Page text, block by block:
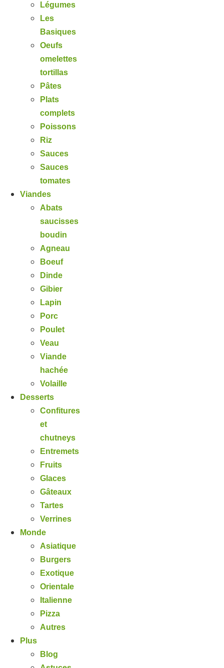
Légumes
Les
Basiques
Oeufs
omelettes
tortillas
Pâtes
Plats
complets
Poissons
Riz
Sauces
Sauces
tomates
Viandes
Abats
saucisses
boudin
Agneau
Boeuf
Dinde
Gibier
Lapin
Porc
Poulet
Veau
Viande
hachée
Volaille
Desserts
Confitures
et
chutneys
Entremets
Fruits
Glaces
Gâteaux
Tartes
Verrines
Monde
Asiatique
Burgers
Exotique
Orientale
Italienne
Pizza
Autres
Plus
Blog